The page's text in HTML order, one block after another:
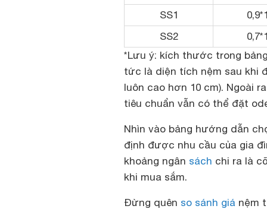
SS1
SS2
*Lưu ý: kích thước trong
tức là diện tích nệm sau khi
luôn cao hơn 10 cm). Ngoài
tiêu chuẩn vẫn có thể đặt
Nhìn vào bảng hướng dẫn
định được nhu cầu của gia
khoảng ngân sách chi ra là
khi mua sắm.
Đừng quên so sánh giá nệm